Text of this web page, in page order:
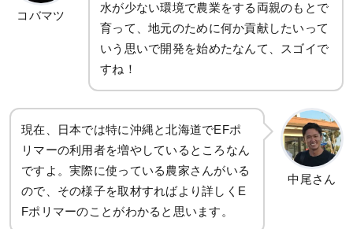
コバマツ
水が少ない環境で農業をする両親のもとで
育って、地元のために何か貢献したいって
いう思いで開発を始めたなんて、スゴイで
すね！
現在、日本では特に沖縄と北海道でEFポ
リマーの利用者を増やしているところなん
ですよ。実際に使っている農家さんがいる
ので、その様子を取材すればより詳しくE
Fポリマーのことがわかると思います。
中尾さん